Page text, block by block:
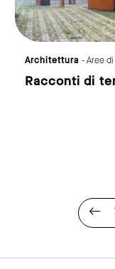
- Aree di sosta
di territori e